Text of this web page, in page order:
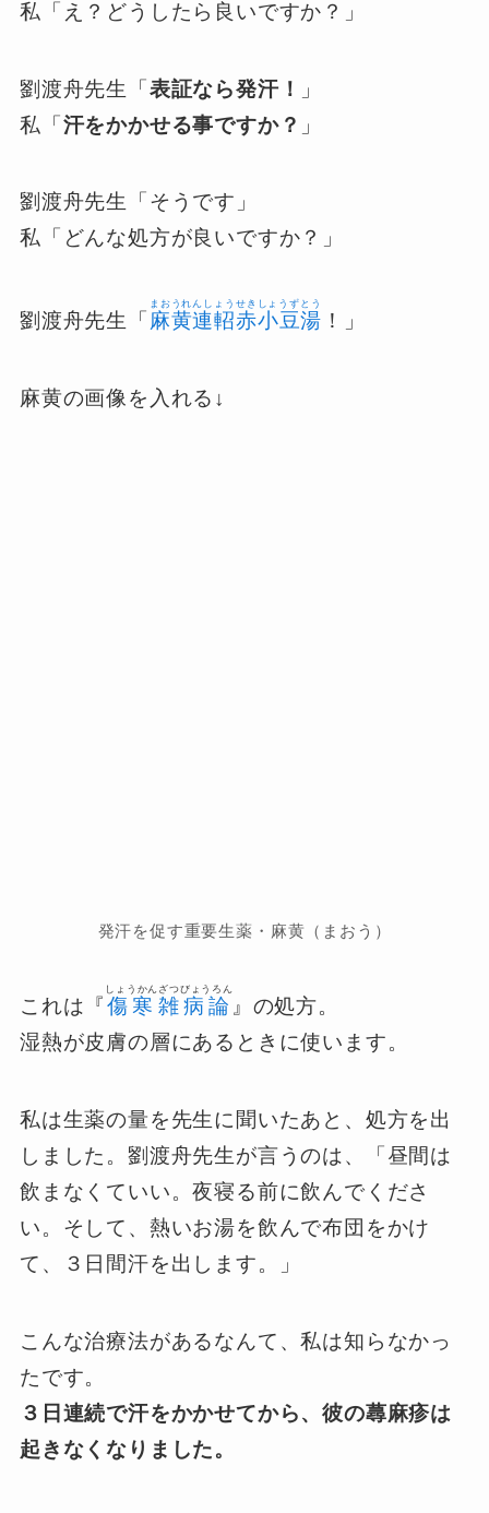
私「え？どうしたら良いですか？」
劉渡舟先生「 表証なら発汗！
」
私「 汗をかかせる事ですか？ 」
劉渡舟先生「そうです」
私「どんな処方が良いですか？」
劉渡舟先生「 麻黄連軺赤小豆湯
まおうれんしょうせきしょうずとう
！」
麻黄の画像を入れる↓
発汗を促す重要生薬・麻黄（まおう）
これは『傷寒雑病論
しょうかんざつびょうろん
』の処方。
湿熱が皮膚の層にあるときに使います。
私は生薬の量を先生に聞いたあと、処方を出
しました。劉渡舟先生が言うのは、「昼間は
飲まなくていい。夜寝る前に飲んでくださ
い。そして、熱いお湯を飲んで布団をかけ
て、３日間汗を出します。」
こんな治療法があるなんて、私は知らなかっ
たです。
３日連続で汗をかかせてから、彼の蕁麻疹は
起きなくなりました。